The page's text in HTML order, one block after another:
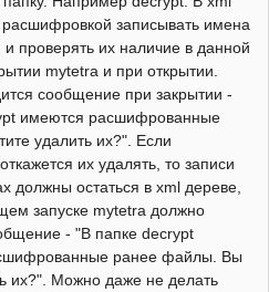
записывать имена
проверять их наличие в данной
mytetra и при открытии.
сообщение при закрытии -
имеются расшифрованные
удалить их?". Если
их удалять, то записи
должны остаться в xml дереве,
запуске mytetra должно
- "В папке decrypt
ранее файлы. Вы
их?". Можно даже не делать